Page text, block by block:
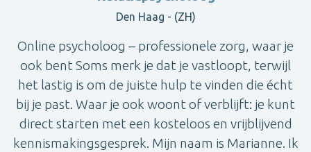
Den Haag - (ZH)
Online psycholoog – professionele zorg, waar je
ook bent Soms merk je dat je vastloopt, terwijl
het lastig is om de juiste hulp te vinden die écht
bij je past. Waar je ook woont of verblijft: je kunt
direct starten met een kosteloos en vrijblijvend
kennismakingsgesprek. Mijn naam is Marianne. Ik